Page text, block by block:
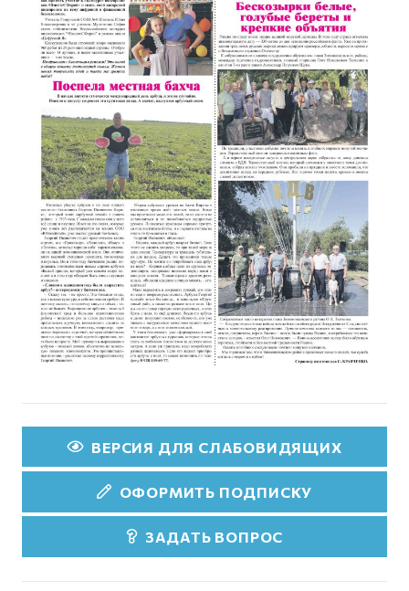
ВЕРСИЯ ДЛЯ СЛАБОВИДЯЩИХ
ОФОРМИТЬ ПОДПИСКУ
ЗАДАТЬ ВОПРОС